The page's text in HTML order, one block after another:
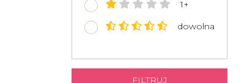
1+
dowolna
FILTRUJ